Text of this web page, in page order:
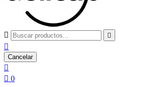
 

Cancelar

 0